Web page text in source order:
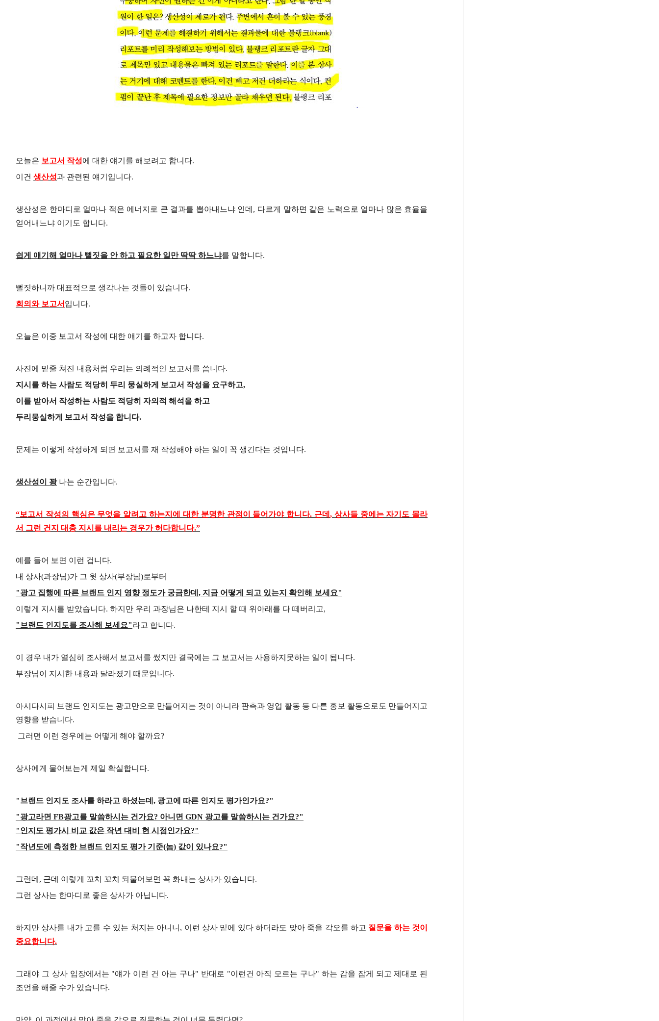
오늘은 보고서 작성에 대한 얘기를 해보려고 합니다.
이건 생산성과 관련된 얘기입니다.
생산성은 한마디로 얼마나 적은 에너지로 큰 결과를 뽑아내느냐 인데 , 다르게 말하면 같은 노력으로 얼마나 많은 효율을
얻어내느냐 이기도 합니다.
쉽게 얘기해 얼마나 뻘짓을 안 하고 필요한 일만 딱딱 하느냐를 말합니다.
뻘짓하니까 대표적으로 생각나는 것들이 있습니다.
회의와 보고서 입니다.
오늘은 이중 보고서 작성에 대한 얘기를 하고자 합니다.
사진에 밑줄 쳐진 내용처럼 우리는 의례적인 보고서를 씁니다.
지시를 하는 사람도 적당히 두리 뭉실하게 보고서 작성을 요구하고,
이를 받아서 작성하는 사람도 적당히 자의적 해석을 하고
두리뭉실하게 보고서 작성을 합니다.
문제는 이렇게 작성하게 되면 보고서를 재 작성해야 하는 일이 꼭 생긴다는 것입니다.
생산성이 꽝나는 순간입니다.
“보고서 작성의 핵심은 무엇을 알려고 하는지에 대한 분명한 관점이 들어가야 합니다. 근데, 상사들 중에는 자기도 몰라
서 그런 건지 대충 지시를 내리는 경우가 허다합니다.”
예를 들어 보면 이런 겁니다.
내 상사(과장님)가 그 윗 상사(부장님)로부터
"광고 집행에 따른 브랜드 인지 영향 정도가 궁금한데 , 지금 어떻게 되고 있는지 확인해 보세요"
이렇게 지시를 받았습니다. 하지만 우리 과장님은 나한테 지시 할 때 위아래를 다 떼버리고,
"브랜드 인지도를 조사해 보세요"라고 합니다.
이 경우 내가 열심히 조사해서 보고서를 썼지만 결국에는 그 보고서는 사용하지못하는 일이 됩니다.
부장님이 지시한 내용과 달라졌기 때문입니다.
아시다시피 브랜드 인지도는 광고만으로 만들어지는 것이 아니라 판촉과 영업 활동 등 다른 홍보 활동으로도 만들어지고
영향을 받습니다.
그러면 이런 경우에는 어떻게 해야 할까요?
상사에게 물어보는게 제일 확실합니다.
"브랜드 인지도 조사를 하라고 하셨는데 , 광고에 따른 인지도 평가인가요?"
"광고라면 FB광고를 말씀하시는 건가요? 아니면 GDN 광고를 말씀하시는 건가요?"
"인지도 평가시 비교 값은 작년 대비 현 시점인가요?"
"작년도에 측정한 브랜드 인지도 평가 기준(놈) 값이 있나요?"
그런데 , 근데 이렇게 꼬치 꼬치 되물어보면 꼭 화내는 상사가 있습니다.
그런 상사는 한마디로 좋은 상사가 아닙니다.
하지만 상사를 내가 고를 수 있는 처지는 아니니 , 이런 상사 밑에 있다 하더라도 맞아 죽을 각오를 하고 질문을 하는 것이
중요합니다.
그래야 그 상사 입장에서는 "얘가 이런 건 아는 구나" 반대로 "이런건 아직 모르는 구나"하는 감을 잡게 되고 제대로 된
조언을 해줄 수가 있습니다.